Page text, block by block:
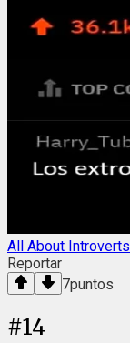
All About Introverts
Reportar
7puntos
#14